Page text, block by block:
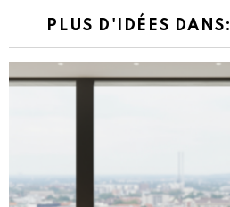
PLUS D'IDÉES DANS: